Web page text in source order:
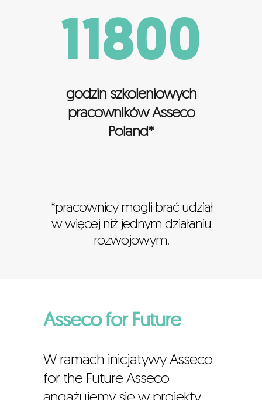
11800
godzin szkoleniowych
pracowników Asseco
Poland*
*pracownicy mogli brać udział
w więcej niż jednym działaniu
rozwojowym.
Asseco for Future
W ramach inicjatywy Asseco
for the Future Asseco